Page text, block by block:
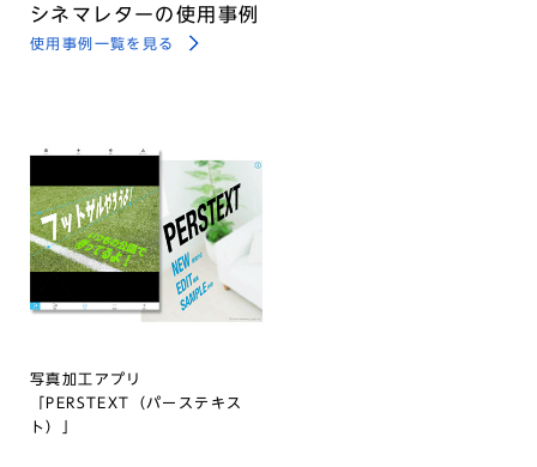
シネマレターの使用事例
使用事例一覧を見る
写真加工アプリ
「PERSTEXT（パーステキス
ト）」